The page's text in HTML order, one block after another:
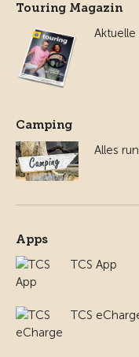
Touring Magazin
Aktuelle
Camping
Alles
Apps
TCS App
TCS